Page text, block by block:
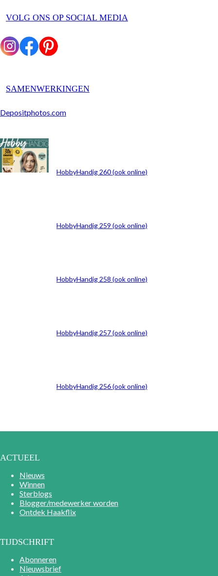
VOLG ONS OP SOCIAL MEDIA
SAMENWERKINGEN
Depositphotos.com
ARCHIEF
HobbyHandig 260 (ook online)
HobbyHandig 259 (ook online)
HobbyHandig 258 (ook online)
HobbyHandig 257 (ook online)
HobbyHandig 256 (ook online)
ACTUEEL
Nieuws
Winnen
Sterblogs
Blogger/medewerker worden
Ontdek Haakflix
TIJDSCHRIFT
Abonneren
Nieuwsbrief